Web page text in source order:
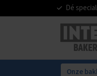
Dé
Onze